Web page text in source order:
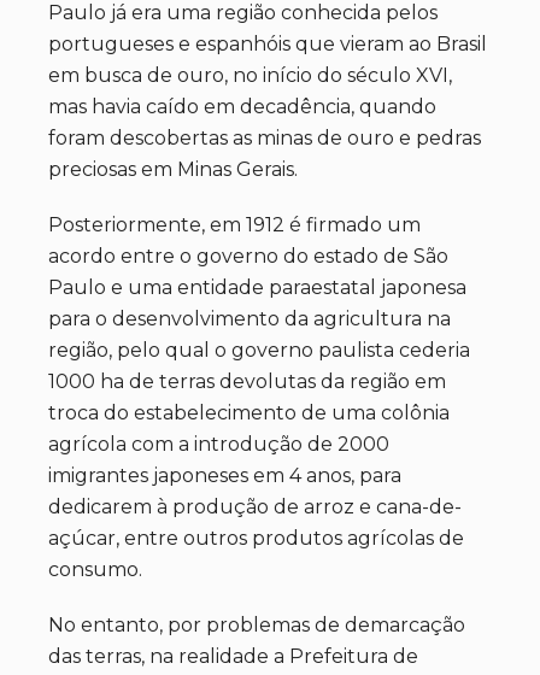
Paulo já era uma região conhecida pelos
portugueses e espanhóis que vieram ao Brasil
em busca de ouro, no início do século XVI,
mas havia caído em decadência, quando
foram descobertas as minas de ouro e pedras
preciosas em Minas Gerais.
Posteriormente, em 1912 é firmado um
acordo entre o governo do estado de São
Paulo e uma entidade paraestatal japonesa
para o desenvolvimento da agricultura na
região, pelo qual o governo paulista cederia
1000 ha de terras devolutas da região em
troca do estabelecimento de uma colônia
agrícola com a introdução de 2000
imigrantes japoneses em 4 anos, para
dedicarem à produção de arroz e cana-de-
açúcar, entre outros produtos agrícolas de
consumo.
No entanto, por problemas de demarcação
das terras, na realidade a Prefeitura de